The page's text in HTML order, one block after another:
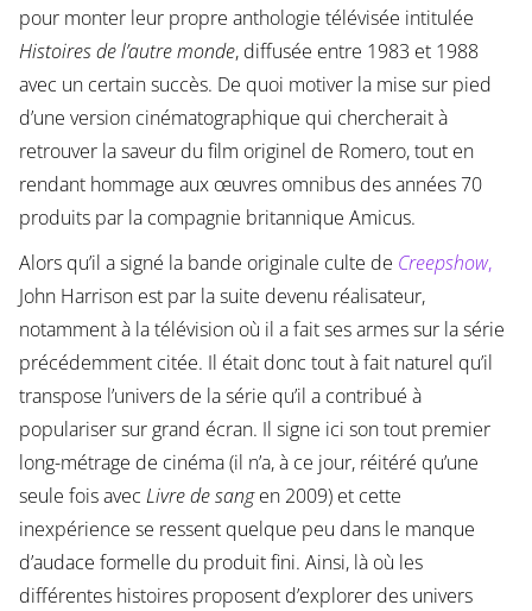
pour monter leur propre anthologie télévisée intitulée
Histoires de l’autre monde, diffusée entre 1983 et 1988
avec un certain succès. De quoi motiver la mise sur pied
d’une version cinématographique qui chercherait à
retrouver la saveur du film originel de Romero, tout en
rendant hommage aux œuvres omnibus des années 70
produits par la compagnie britannique Amicus.
Alors qu’il a signé la bande originale culte de Creepshow,
John Harrison est par la suite devenu réalisateur,
notamment à la télévision où il a fait ses armes sur la série
précédemment citée. Il était donc tout à fait naturel qu’il
transpose l’univers de la série qu’il a contribué à
populariser sur grand écran. Il signe ici son tout premier
long-métrage de cinéma (il n’a, à ce jour, réitéré qu’une
seule fois avec Livre de sangen 2009) et cette
inexpérience se ressent quelque peu dans le manque
d’audace formelle du produit fini. Ainsi, là où les
différentes histoires proposent d’explorer des univers